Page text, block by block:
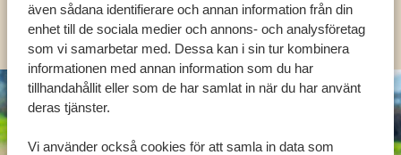
även sådana identifierare och annan information från din
enhet till de sociala medier och annons- och analysföretag
som vi samarbetar med. Dessa kan i sin tur kombinera
informationen med annan information som du har
tillhandahållit eller som de har samlat in när du har använt
deras tjänster.
Vi använder också cookies för att samla in data som
OLIKA LÄNDER